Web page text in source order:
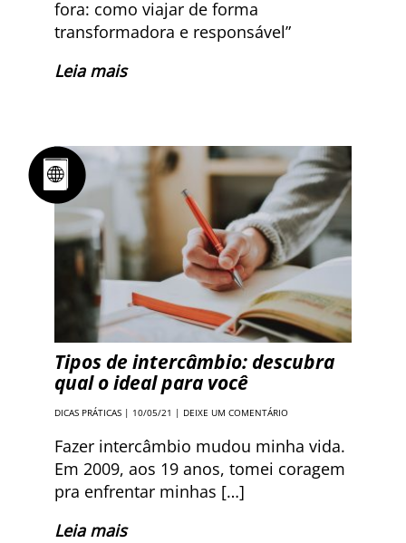
fora: como viajar de forma
transformadora e responsável”
Leia mais
Tipos de intercâmbio: descubra
qual o ideal para você
DICAS PRÁTICAS | 10/05/21 | DEIXE UM COMENTÁRIO
Fazer intercâmbio mudou minha vida.
Em 2009, aos 19 anos, tomei coragem
pra enfrentar minhas […]
Leia mais